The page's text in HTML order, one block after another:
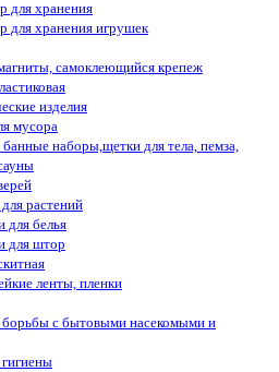
для хранения
для хранения игрушек
cамоклеющийся крепеж
изделия
мусора
наборы,щетки для тела, пемза,
растений
для белья
для штор
ленты, пленки
борьбы с бытовыми насекомыми и